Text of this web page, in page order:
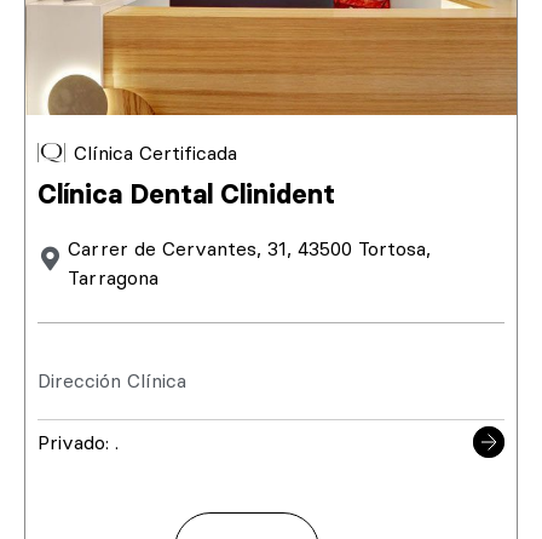
Clínica Certificada
Clínica Dental Clinident
Carrer de Cervantes, 31, 43500 Tortosa,
Tarragona
Dirección Clínica
Privado: .